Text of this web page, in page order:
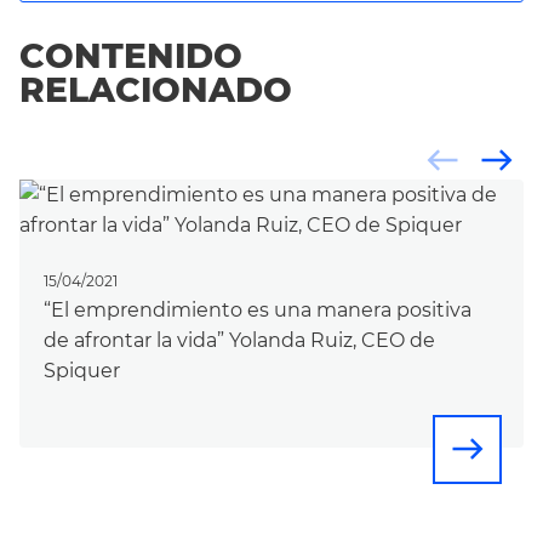
CONTENIDO
RELACIONADO
15/04/2021
“El emprendimiento es una manera positiva
de afrontar la vida” Yolanda Ruiz, CEO de
Spiquer
east
east
west